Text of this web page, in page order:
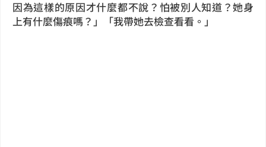
因為這樣的原因才什麼都不說？怕被別人知道？她身
上有什麼傷痕嗎？」「我帶她去檢查看看。」